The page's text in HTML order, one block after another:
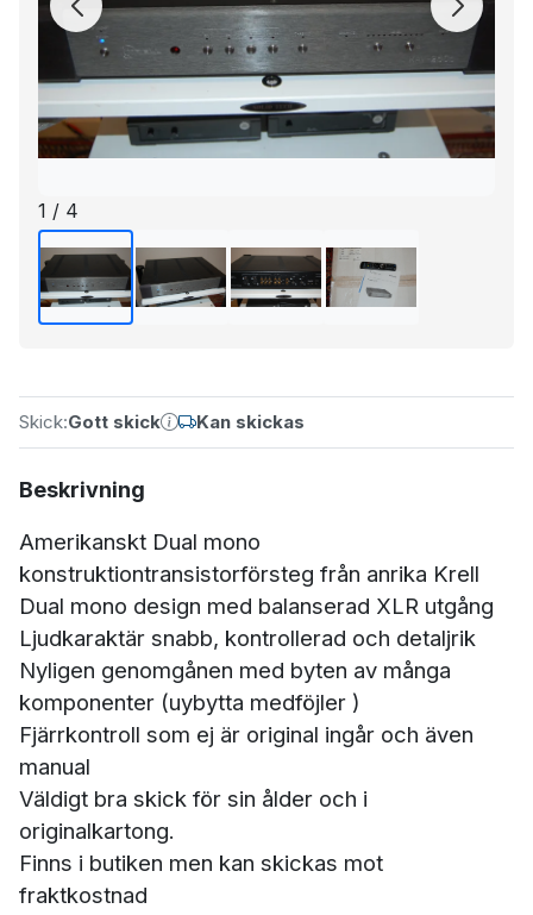
1 / 4
Skick:Gott skick Kan skickas
Beskrivning
Amerikanskt Dual mono
konstruktiontransistorförsteg från anrika Krell
Dual mono design med balanserad XLR utgång
Ljudkaraktär snabb, kontrollerad och detaljrik
Nyligen genomgånen med byten av många
komponenter (uybytta medföjler )
Fjärrkontroll som ej är original ingår och även
manual
Väldigt bra skick för sin ålder och i
originalkartong.
Finns i butiken men kan skickas mot
fraktkostnad